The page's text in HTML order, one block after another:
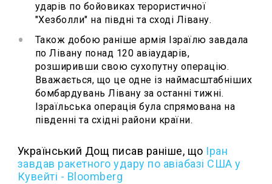
ударів по бойовиках терористичної
"Хезболли" на півдні та сході Лівану.
Також добою раніше армія Ізраїлю завдала
по Лівану понад 120 авіаударів,
розширивши свою сухопутну операцію.
Вважається, що це одне із наймасштабніших
бомбардувань Лівану за останні тижні.
Ізраїльська операція була спрямована на
південні та східні райони країни.
Український Дощ писав раніше, що Іран
завдав ракетного удару по авіабазі США у
Кувейті - Bloomberg